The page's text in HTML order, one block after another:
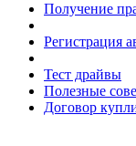
Получение
Регистрация
Тест драйвы
Полезные
Договор